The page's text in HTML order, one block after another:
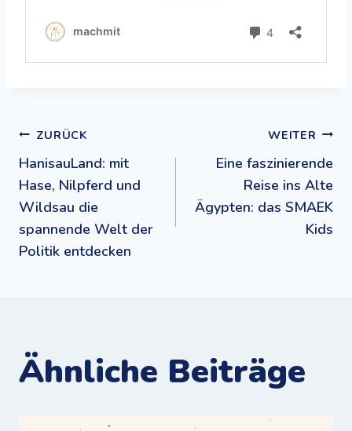
Beitragsnavigation
ZURÜCK
HanisauLand: mit
Hase, Nilpferd und
Wildsau die
spannende Welt der
Politik entdecken
WEITER
Eine faszinierende
Reise ins Alte
Ägypten: das SMAEK
Kids
Ähnliche Beiträge